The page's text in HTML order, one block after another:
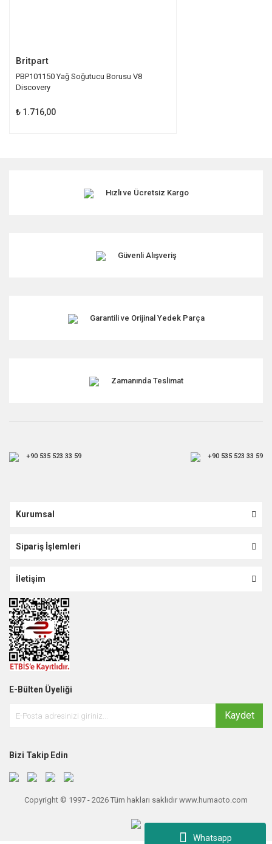
Whatsapp
Britpart
PBP101150 Yağ Soğutucu Borusu V8
Discovery
₺ 1.716,00
Hızlı ve Ücretsiz Kargo
Güvenli Alışveriş
Garantili ve Orijinal Yedek Parça
Zamanında Teslimat
+90 535 523 33 59 +90 535 523 33 59
Kurumsal
Sipariş İşlemleri
İletişim
E-Bülten Üyeliği
Kaydet
Bizi Takip Edin
Copyright © 1997 - 2026 Tüm hakları saklıdır www.humaoto.com